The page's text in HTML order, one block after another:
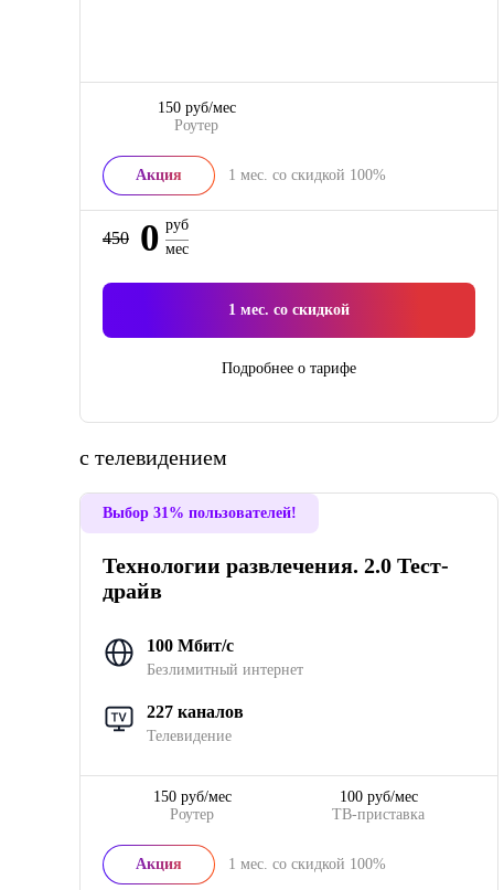
Роутер
150 руб/мес
Акция 1 мес. со скидкой 100%
450 0 руб
мес
1 мес. со скидкой
Подробнее о тарифе
с телевидением
Выбор 31% пользователей!
Технологии развлечения. 2.0 Тест-
драйв
100 Мбит/с
Безлимитный интернет
227 каналов
Телевидение
Роутер
150 руб/мес
ТВ-приставка
100 руб/мес
Акция 1 мес. со скидкой 100%